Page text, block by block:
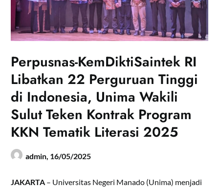
Perpusnas-KemDiktiSaintek RI
Libatkan 22 Perguruan Tinggi
di Indonesia, Unima Wakili
Sulut Teken Kontrak Program
KKN Tematik Literasi 2025
admin, 16/05/2025
JAKARTA – Universitas Negeri Manado (Unima) menjadi